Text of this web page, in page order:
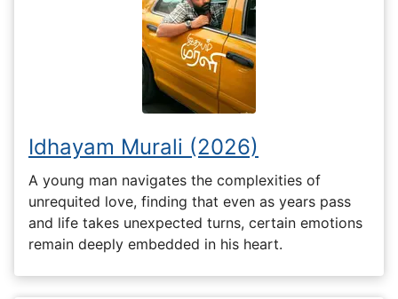
Idhayam Murali (2026)
A young man navigates the complexities of
unrequited love, finding that even as years pass
and life takes unexpected turns, certain emotions
remain deeply embedded in his heart.